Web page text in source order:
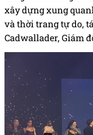
xây dựng xung
và thời trang tự do,
Cadwallader, Giám